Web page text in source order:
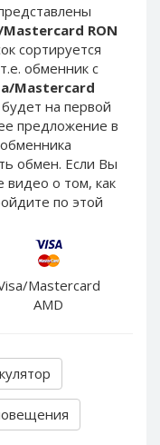
Mastercard RON
сортируется
обменник с
Mastercard
будет на первой
предложение в
обмен. Если Вы
о том, как
по этой
Mastercard
AMD
ЮMoney RUB
ЮMoney KZT
USD
EUR
GBP
PayPal CAD
AUD
RUB
PayPal DKK
HKD
PayPal JPY
NOK
PLN
SGD